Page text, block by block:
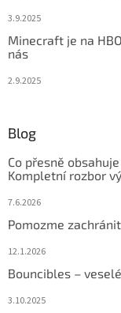
3.9.2025
Minecraft je na
nás
2.9.2025
Blog
Co přesně
Kompletní rozbor
7.6.2026
Pomozme
12.1.2026
Bouncibles –
3.10.2025